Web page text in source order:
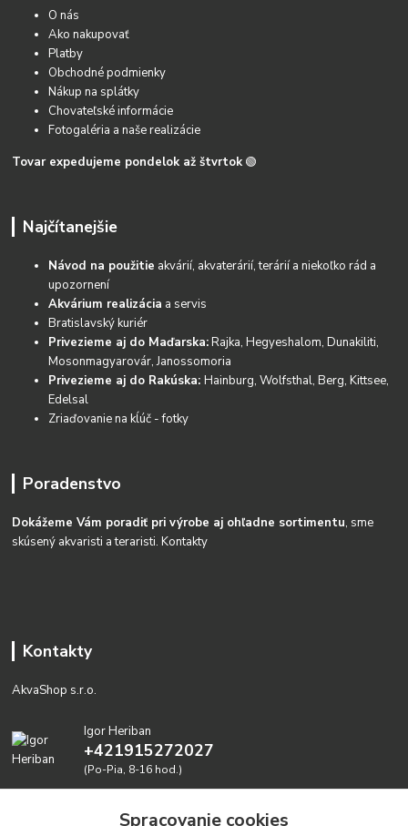
O nás
Ako nakupovať
Platby
Obchodné podmienky
Nákup na splátky
Chovateľské informácie
Fotogaléria a naše realizácie
Tovar expedujeme pondelok až štvrtok 🟢
Najčítanejšie
Návod na použitie akvárií, akvaterárií, terárií a niekoľko rád a
upozornení
Akvárium realizácia a servis
Bratislavský kuriér
Privezieme aj do Maďarska:Rajka, Hegyeshalom, Dunakiliti,
Mosonmagyarovár, Janossomoria
Privezieme aj do Rakúska:Hainburg, Wolfsthal, Berg, Kittsee,
Edelsal
Zriaďovanie na kĺúč - fotky
Poradenstvo
Dokážeme Vám poradiť pri výrobe aj ohľadne sortimentu, sme
skúsený akvaristi a teraristi.Kontakty
Kontakty
AkvaShop s.r.o.
Igor Heriban
+421915272027
(Po-Pia, 8-16 hod.)
Spracovanie cookies